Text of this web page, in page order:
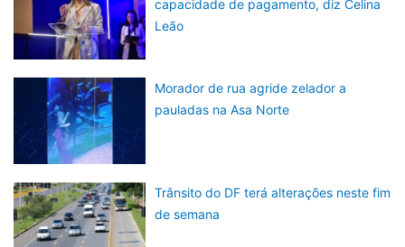
capacidade de pagamento, diz Celina
Leão
Morador de rua agride zelador a
pauladas na Asa Norte
Trânsito do DF terá alterações neste fim
de semana